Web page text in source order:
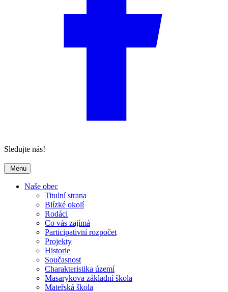
Sledujte nás!
Menu
Naše obec
Titulní strana
Blízké okolí
Rodáci
Co vás zajímá
Participativní rozpočet
Projekty
Historie
Současnost
Charakteristika území
Masarykova základní škola
Mateřská škola